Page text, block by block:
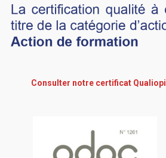
Consulter notre certificat Qualiopi